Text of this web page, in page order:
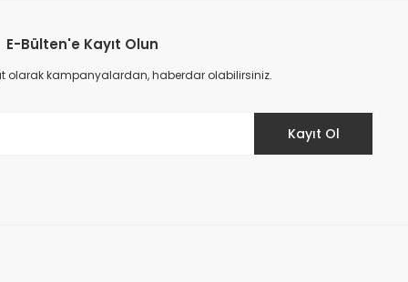
E-Bülten'e Kayıt Olun
olarak kampanyalardan, haberdar olabilirsiniz.
Kayıt Ol